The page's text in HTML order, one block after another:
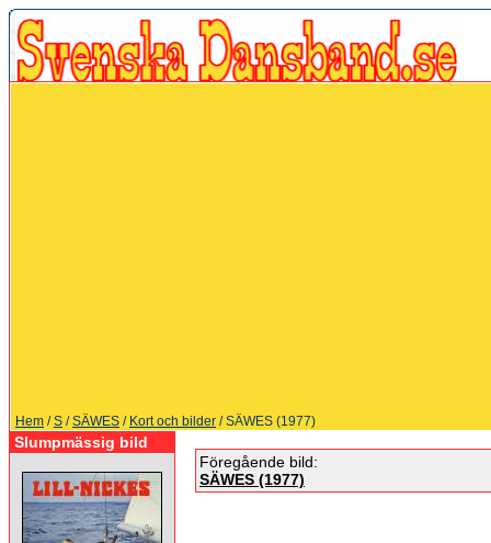
Hem /S /SÄWES / Kort och bilder / SÄWES (1977)
Slumpmässig bild
Föregående bild:
SÄWES (1977)